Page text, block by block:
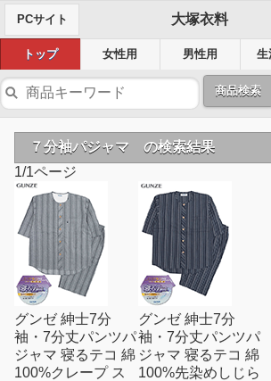
PCサイト 大塚衣料
トップ 女性用 男性用 生
商品検索
７分袖パジャマ の検索結果
1/1ページ
グンゼ 紳士7分
袖・7分丈パンツパ
ジャマ 寝るテコ 綿
100%クレープ ス
グンゼ 紳士7分
袖・7分丈パンツパ
ジャマ 寝るテコ 綿
100%先染めしじら